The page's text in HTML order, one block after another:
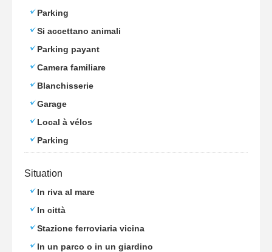
Parking
Si accettano animali
Parking payant
Camera familiare
Blanchisserie
Garage
Local à vélos
Parking
Situation
In riva al mare
In città
Stazione ferroviaria vicina
In un parco o in un giardino